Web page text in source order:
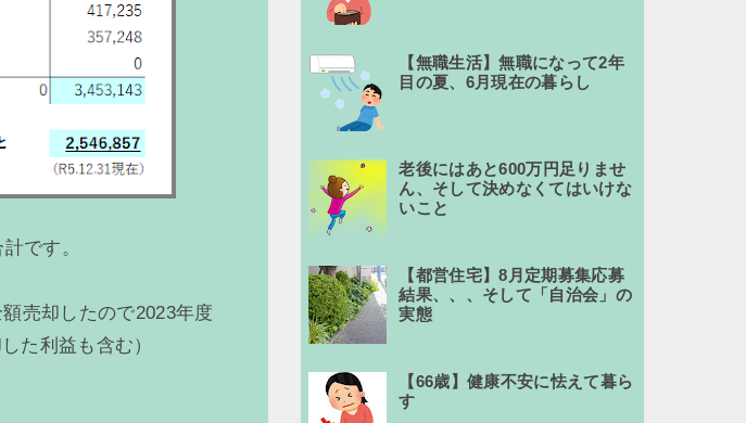
です。
売却したので2023年度
た利益も含む）
【無職生活】無職になって2年
目の夏、6月現在の暮らし
老後にはあと600万円足りませ
ん、そして決めなくてはいけな
いこと
【都営住宅】8月定期募集応募
結果、、、そして「自治会」の
実態
【66歳】健康不安に怯えて暮ら
す